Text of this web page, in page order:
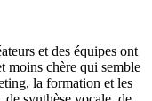
et des équipes ont
moins chère qui semble
la formation et les